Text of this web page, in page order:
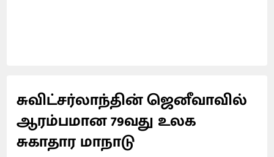
சுவிட்சர்லாந்தின் ஜெனீவாவில்
ஆரம்பமான 79வது உலக
சுகாதார மாநாடு